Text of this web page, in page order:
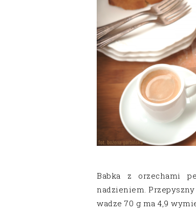
Babka z orzechami
nadzieniem.
wadze 70 g ma 4,9